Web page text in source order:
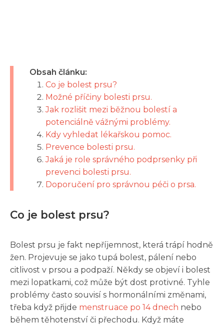
Obsah článku:
Co je bolest prsu?
Možné příčiny bolesti prsu.
Jak rozlišit mezi běžnou bolestí a
potenciálně vážnými problémy.
Kdy vyhledat lékařskou pomoc.
Prevence bolesti prsu.
Jaká je role správného podprsenky při
prevenci bolesti prsu.
Doporučení pro správnou péči o prsa.
Co je bolest prsu?
Bolest prsu je fakt nepříjemnost, která trápí hodně
žen. Projevuje se jako tupá bolest, pálení nebo
citlivost v prsou a podpaží. Někdy se objeví i bolest
mezi lopatkami, což může být dost protivné. Tyhle
problémy často souvisí s hormonálními změnami,
třeba když přijde menstruace po 14 dnech nebo
během těhotenství či přechodu. Když máte